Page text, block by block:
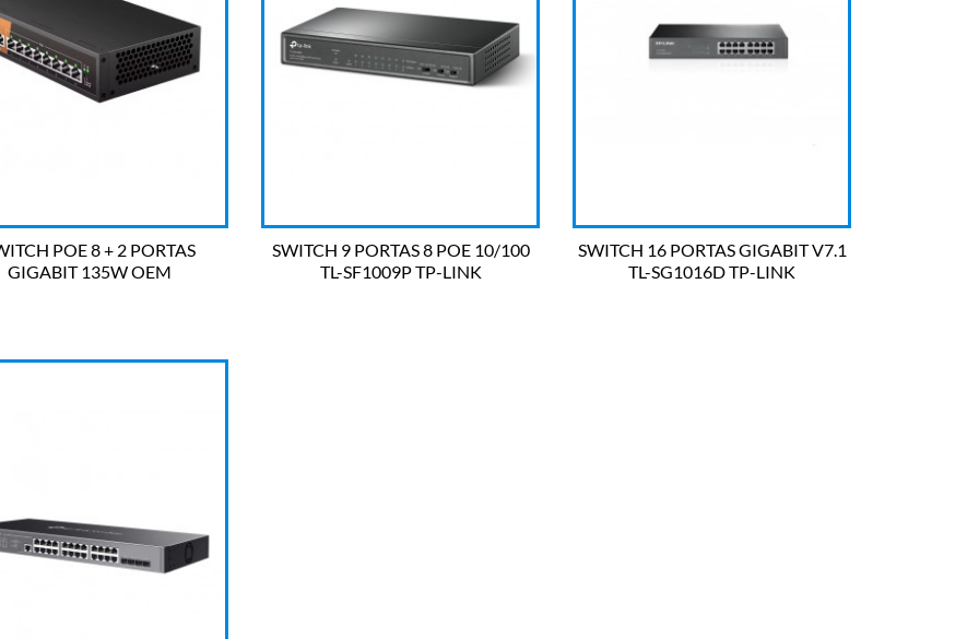
OLHADA RÁPIDA
POE 8 + 2 PORTAS
GIGABIT 135W OEM
OLHADA RÁPIDA
SWITCH 9 PORTAS 8 POE 10/100
TL-SF1009P TP-LINK
OLHADA RÁPIDA
SWITCH 16 PORTAS GIGABIT V7.1
TL-SG1016D TP-LINK